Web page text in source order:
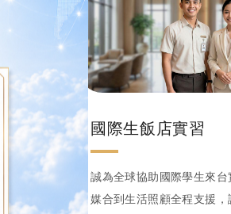
國際生飯店實習
誠為全球協助國際學生來台
媒合到生活照顧全程支援，